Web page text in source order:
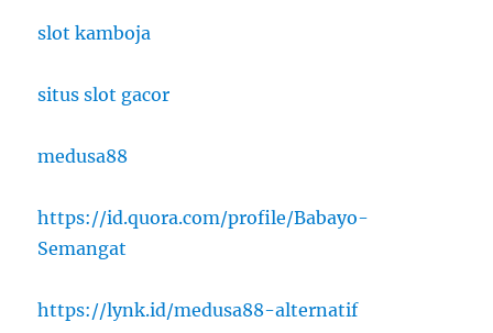
slot kamboja
situs slot gacor
medusa88
https://id.quora.com/profile/Babayo-
Semangat
https://lynk.id/medusa88-alternatif